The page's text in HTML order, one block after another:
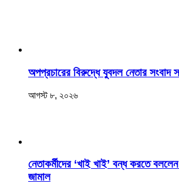
অপপ্রচারের বিরুদ্ধে যুবদল নেতার সংবাদ
আগস্ট ৮, ২০২৬
নেতাকর্মীদের ‘খাই খাই’ বন্ধ করতে
জামাল